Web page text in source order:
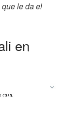
le da el
en